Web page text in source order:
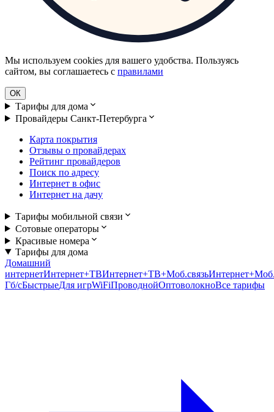
Мы используем cookies для вашего удобства. Пользуясь
сайтом, вы соглашаетесь с правилами
ОК
Тарифы для дома
Провайдеры Санкт-Петербурга
Карта покрытия
Отзывы о провайдерах
Рейтинг провайдеров
Поиск по адресу
Интернет в офис
Интернет на дачу
Тарифы мобильной связи
Сотовые операторы
Красивые номера
Тарифы для дома
Домашний
интернетИнтернет+ТВИнтернет+ТВ+Моб.связь
Гб/cБыстрыеДля игрWiFiПроводнойОптоволокноВсе тарифы